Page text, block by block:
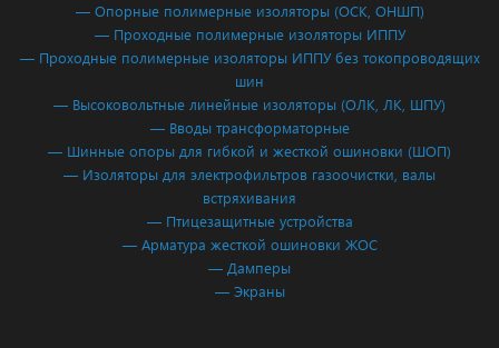
— Опорные полимерные изоляторы (ОСК, ОНШП)
— Проходные полимерные изоляторы ИППУ
— Проходные полимерные изоляторы ИППУ без токопроводящих
шин
— Высоковольтные линейные изоляторы (ОЛК, ЛК, ШПУ)
— Вводы трансформаторные
— Шинные опоры для гибкой и жесткой ошиновки (ШОП)
— Изоляторы для электрофильтров газоочистки, валы
встряхивания
— Птицезащитные устройства
— Арматура жесткой ошиновки ЖОС
— Дамперы
— Экраны